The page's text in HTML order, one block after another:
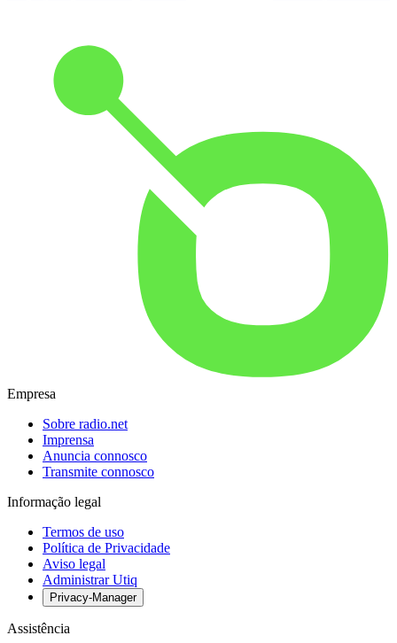
Empresa
Sobre radio.net
Imprensa
Anuncia connosco
Transmite connosco
Informação legal
Termos de uso
Política de Privacidade
Aviso legal
Administrar Utiq
Privacy-Manager
Assistência